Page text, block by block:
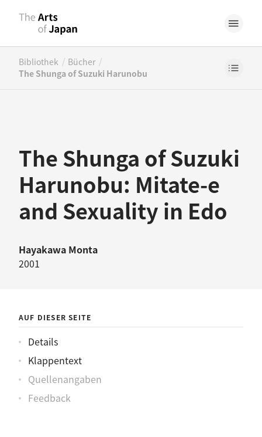
Bibliothek / Bücher /
The Shunga of Suzuki Harunobu
The Shunga of Suzuki
Harunobu: Mitate-e
and Sexuality in Edo
Hayakawa Monta
2001
AUF DIESER SEITE
Details
Klappentext
Quellenangaben
Feedback